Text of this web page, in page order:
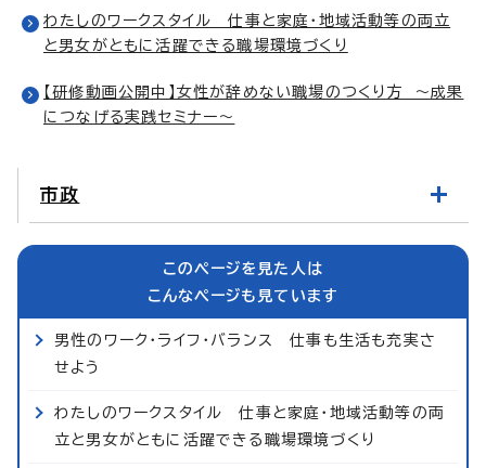
わたしのワークスタイル 仕事と家庭・地域活動等の両立
と男女がともに活躍できる職場環境づくり
【研修動画公開中】女性が辞めない職場のつくり方 ～成果
につなげる実践セミナー～
市政
このページを見た人は
こんなページも見ています
男性のワーク・ライフ・バランス 仕事も生活も充実さ
せよう
わたしのワークスタイル 仕事と家庭・地域活動等の両
立と男女がともに活躍できる職場環境づくり